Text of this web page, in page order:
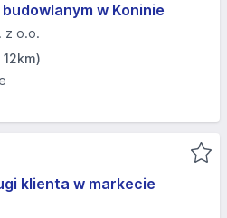
w Koninie
z o.o.
klienta w markecie